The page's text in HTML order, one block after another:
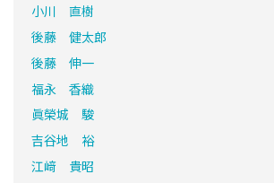
小川 直樹
後藤 健太郎
後藤 伸一
福永 香織
眞榮城 駿
吉谷地 裕
江﨑 貴昭